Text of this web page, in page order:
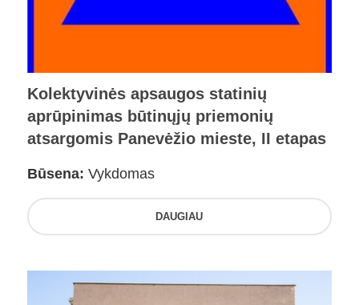
Kolektyvinės apsaugos statinių
aprūpinimas būtinųjų priemonių
atsargomis Panevėžio mieste, II etapas
Būsena: Vykdomas
DAUGIAU